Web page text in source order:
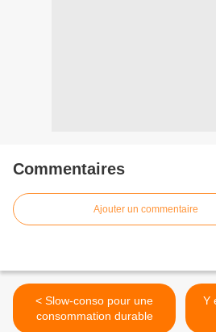
Commentaires
Ajouter un commentaire
< Slow-conso pour une
consommation durable